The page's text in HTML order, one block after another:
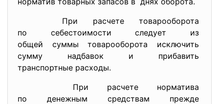
При расчете товарооборота
по себестоимости следует из
общей суммы товарооборота исключить
сумму надбавок и прибавить
транспортные расходы.
При расчете норматива
по денежным средствам прежде